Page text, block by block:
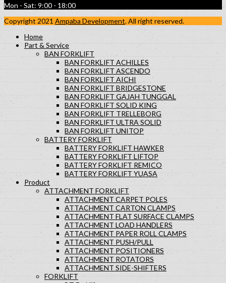
Mon - Sat: 9:00 - 18:00
Copyright 2021 Ampaba Development. All right reserved.
Home
Part & Service
BAN FORKLIFT
BAN FORKLIFT ACHILLES
BAN FORKLIFT ASCENDO
BAN FORKLIFT AICHI
BAN FORKLIFT BRIDGESTONE
BAN FORKLIFT GAJAH TUNGGAL
BAN FORKLIFT SOLID KING
BAN FORKLIFT TRELLEBORG
BAN FORKLIFT ULTRA SOLID
BAN FORKLIFT UNITOP
BATTERY FORKLIFT
BATTERY FORKLIFT HAWKER
BATTERY FORKLIFT LIFTOP
BATTERY FORKLIFT REMICO
BATTERY FORKLIFT YUASA
Product
ATTACHMENT FORKLIFT
ATTACHMENT CARPET POLES
ATTACHMENT CARTON CLAMPS
ATTACHMENT FLAT SURFACE CLAMPS
ATTACHMENT LOAD HANDLERS
ATTACHMENT PAPER ROLL CLAMPS
ATTACHMENT PUSH/PULL
ATTACHMENT POSITIONERS
ATTACHMENT ROTATORS
ATTACHMENT SIDE-SHIFTERS
FORKLIFT